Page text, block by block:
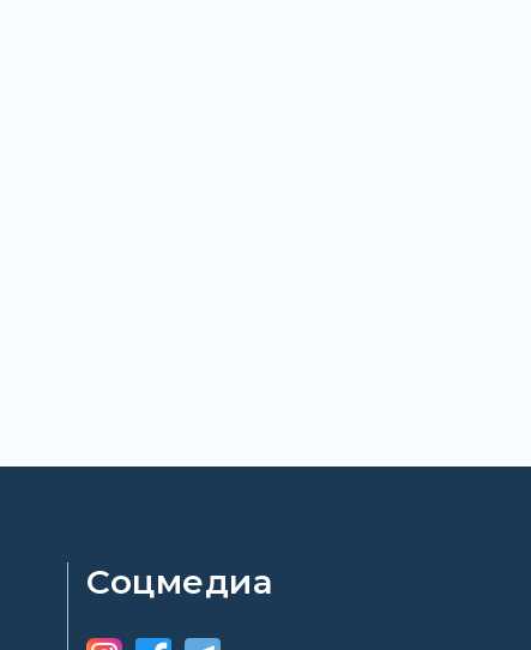
Соцмедиа